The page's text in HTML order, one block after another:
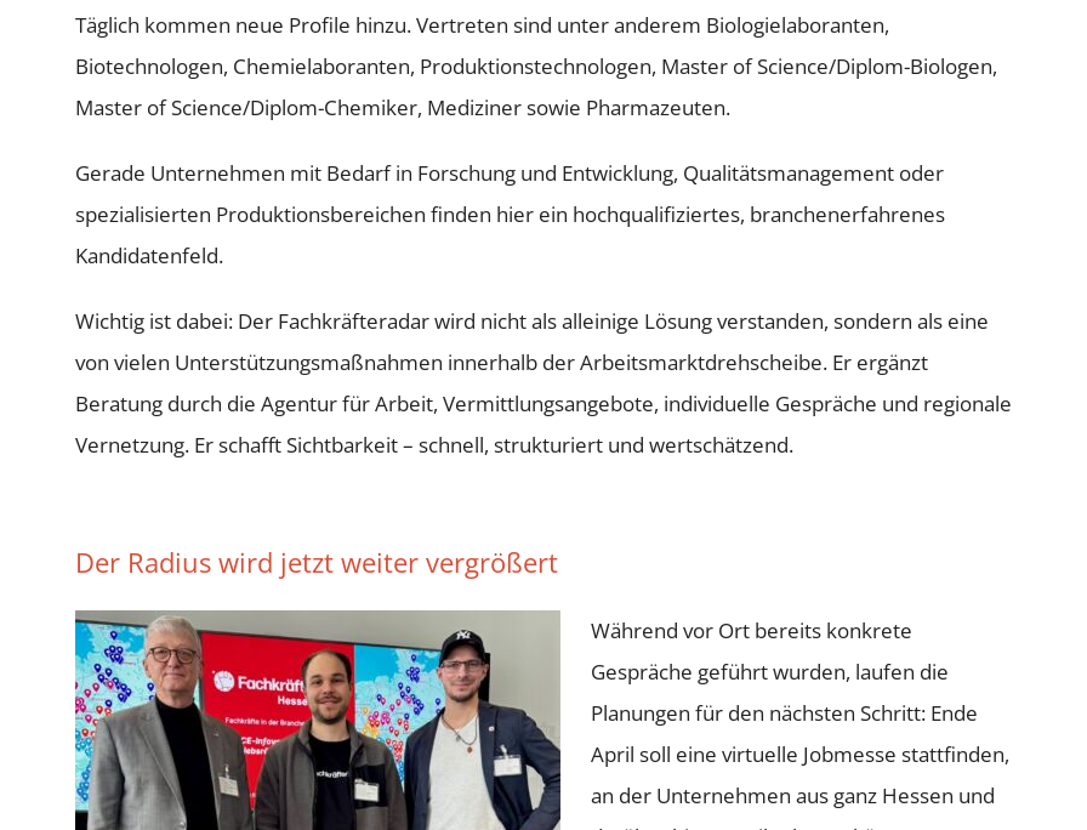
Täglich kommen neue Profile hinzu. Vertreten sind unter anderem Biologielaboranten,
Biotechnologen, Chemielaboranten, Produktionstechnologen, Master of Science/Diplom-Biologen,
Master of Science/Diplom-Chemiker, Mediziner sowie Pharmazeuten.
Gerade Unternehmen mit Bedarf in Forschung und Entwicklung, Qualitätsmanagement oder
spezialisierten Produktionsbereichen finden hier ein hochqualifiziertes, branchenerfahrenes
Kandidatenfeld.
Wichtig ist dabei: Der Fachkräfteradar wird nicht als alleinige Lösung verstanden, sondern als eine
von vielen Unterstützungsmaßnahmen innerhalb der Arbeitsmarktdrehscheibe. Er ergänzt
Beratung durch die Agentur für Arbeit, Vermittlungsangebote, individuelle Gespräche und regionale
Vernetzung. Er schafft Sichtbarkeit – schnell, strukturiert und wertschätzend.
Der Radius wird jetzt weiter vergrößert
Während vor Ort bereits konkrete
Gespräche geführt wurden, laufen die
Planungen für den nächsten Schritt: Ende
April soll eine virtuelle Jobmesse stattfinden,
an der Unternehmen aus ganz Hessen und